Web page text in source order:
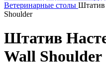
Ветеринарные столы Штатив
Shoulder
Штатив
Wall Shoulder